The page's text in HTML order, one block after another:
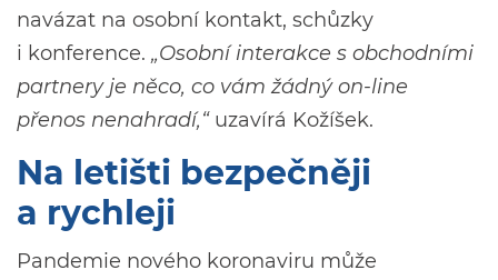
navázat na osobní kontakt, schůzky
i konference. „Osobní interakce s obchodními
partnery je něco, co vám žádný on-line
přenos nenahradí,“uzavírá Kožíšek.
Na letišti bezpečněji
a rychleji
Pandemie nového koronaviru může